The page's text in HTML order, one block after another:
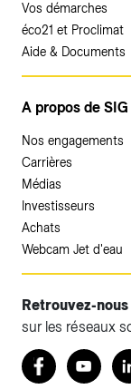
Vos démarches
éco21 et Proclimat
Aide & Documents
A propos de SIG
Nos engagements
Carrières
Médias
Investisseurs
Achats
Webcam Jet d'eau
Retrouvez-nous
sur les réseaux
Retrouvez nous
Youtube
Accéder à
Votre espace